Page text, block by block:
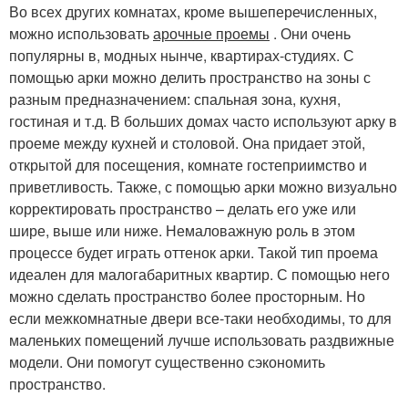
Во всех других комнатах, кроме вышеперечисленных,
можно использоватьарочные проемы . Они очень
популярны в, модных нынче, квартирах-студиях. С
помощью арки можно делить пространство на зоны с
разным предназначением: спальная зона, кухня,
гостиная и т.д. В больших домах часто используют арку в
проеме между кухней и столовой. Она придает этой,
открытой для посещения, комнате гостеприимство и
приветливость. Также, с помощью арки можно визуально
корректировать пространство – делать его уже или
шире, выше или ниже. Немаловажную роль в этом
процессе будет играть оттенок арки. Такой тип проема
идеален для малогабаритных квартир. С помощью него
можно сделать пространство более просторным. Но
если межкомнатные двери все-таки необходимы, то для
маленьких помещений лучше использовать раздвижные
модели. Они помогут существенно сэкономить
пространство.